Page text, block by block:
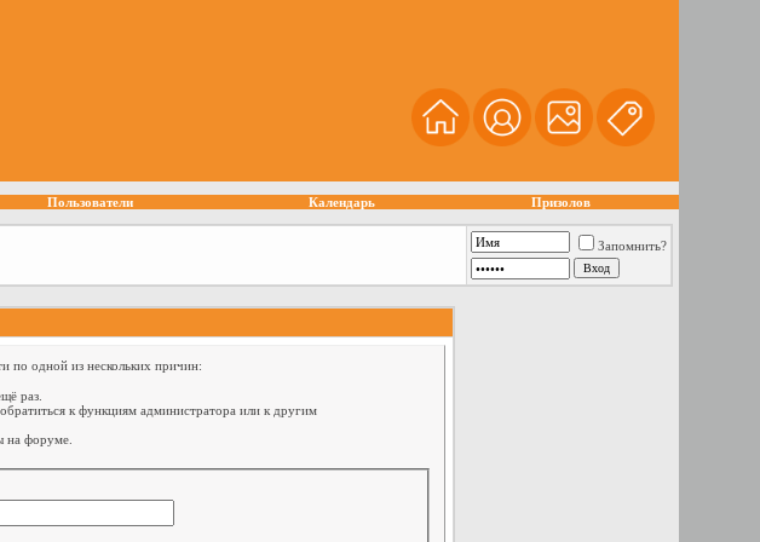
Пользователи Календарь Призолов
Запомнить?
по одной из нескольких причин:
раз.
к функциям администратора или к другим
на форуме.